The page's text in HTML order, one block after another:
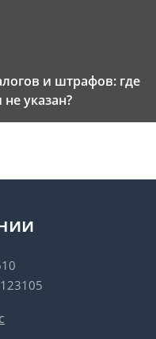
и штрафов: где
не указан?